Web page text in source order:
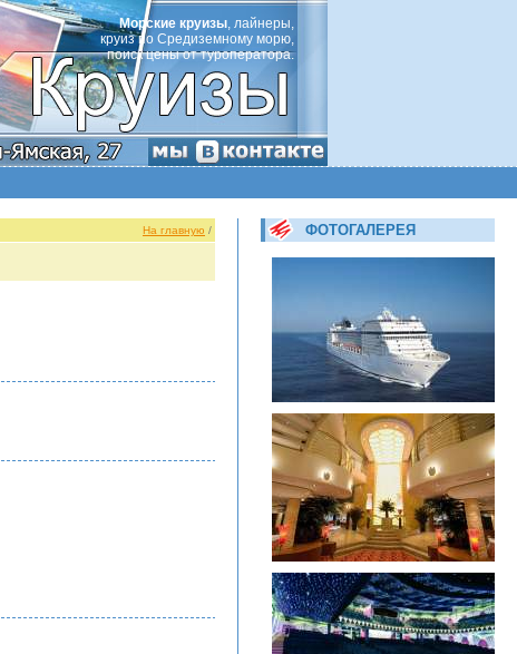
Морские круизы, лайнеры,
круиз по Средиземному морю,
поиск цены от туроператора.
На главную / ФОТОГАЛЕРЕЯ